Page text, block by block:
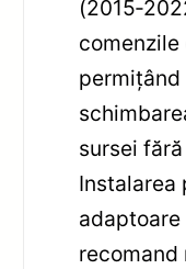
comenzile
sursei
Instalarea
recomand